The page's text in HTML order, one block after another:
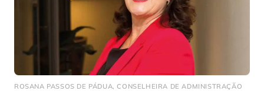
ROSANA PASSOS DE PÁDUA, CONSELHEIRA DE ADMINISTRAÇÃO